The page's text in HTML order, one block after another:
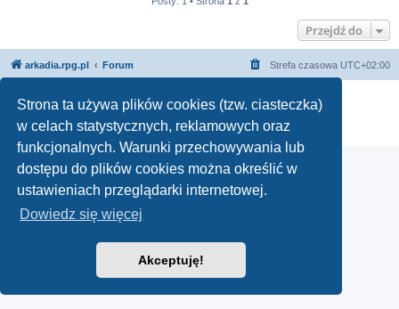
Strona ta używa plików cookies (tzw. ciasteczka)
w celach statystycznych, reklamowych oraz
funkcjonalnych. Warunki przechowywania lub
dostępu do plików cookies można określić w
ustawieniach przeglądarki internetowej.
Dowiedz się więcej
Akceptuję!
Przejdź do
arkadia.rpg.pl Forum Strefa czasowa UTC+02:00
Technologię dostarcza
Polski pakiet językowy dostarcza
phpBB.pl
Zasady ochrony danych osobowych| Regulamin